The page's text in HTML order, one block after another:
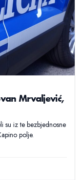
Mrvaljević,
su iz te bezbjednosne
polje.